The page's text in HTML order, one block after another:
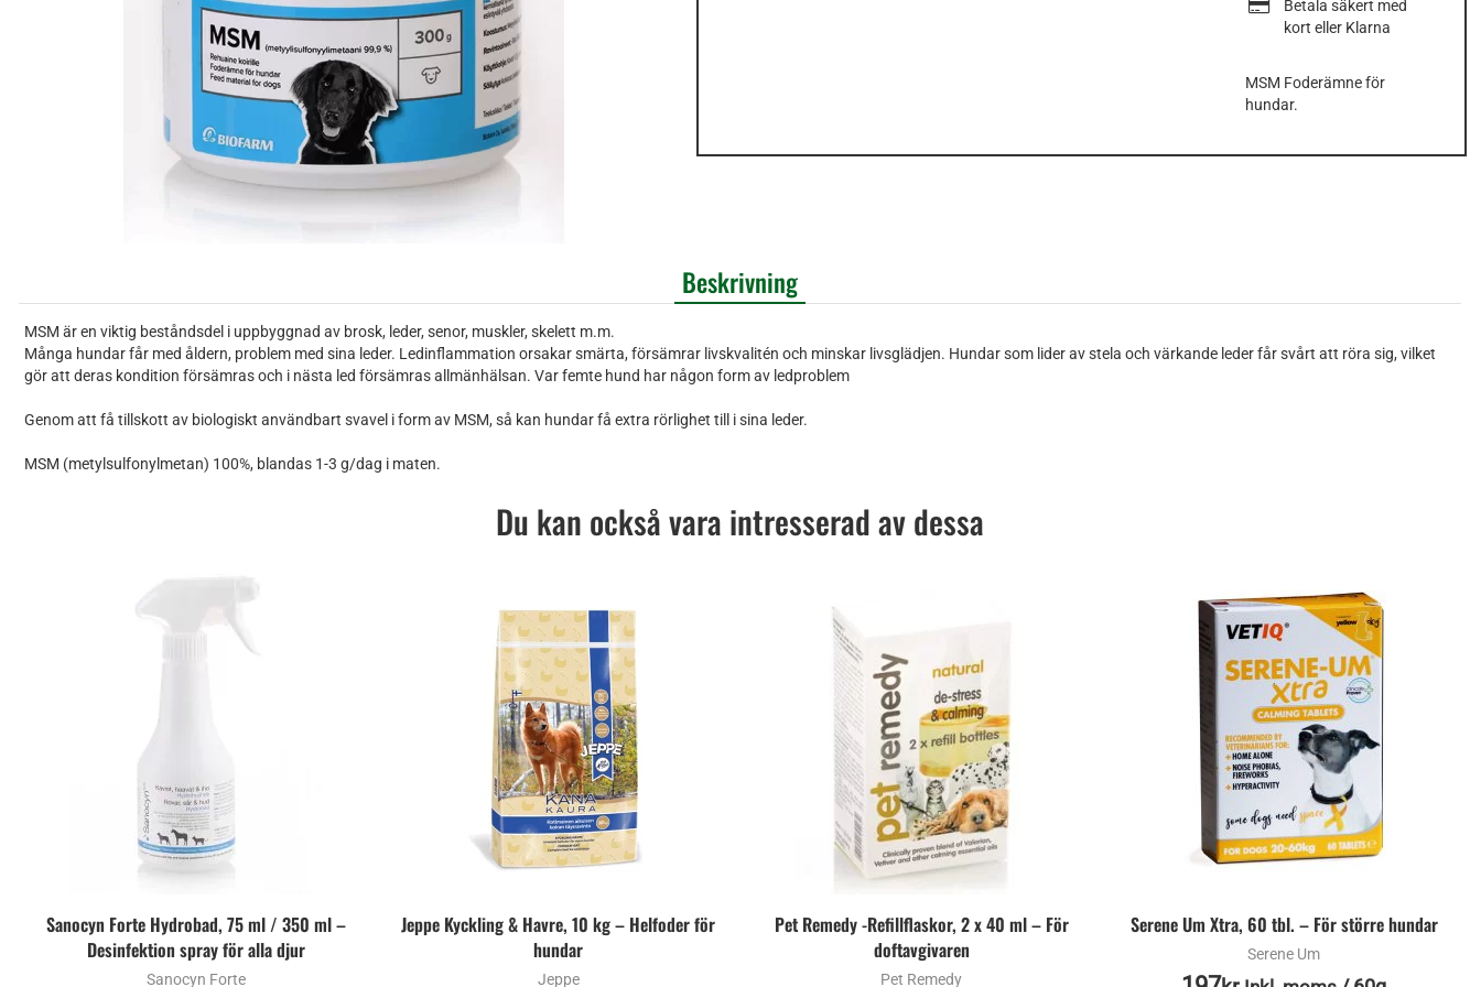
Betala säkert med
kort eller Klarna
MSM Foderämne för
hundar.
Beskrivning
MSM är en viktig beståndsdel i uppbyggnad av brosk, leder, senor, muskler, skelett m.m.
Många hundar får med åldern, problem med sina leder. Ledinflammation orsakar smärta, försämrar livskvalitén och minskar livsglädjen. Hundar som lider av stela och värkande leder får svårt att röra sig, vilket
gör att deras kondition försämras och i nästa led försämras allmänhälsan. Var femte hund har någon form av ledproblem
Genom att få tillskott av biologiskt användbart svavel i form av MSM, så kan hundar få extra rörlighet till i sina leder.
MSM (metylsulfonylmetan) 100%, blandas 1-3 g/dag i maten.
Du kan också vara intresserad av dessa
Sanocyn Forte Hydrobad, 75 ml / 350 ml –
Desinfektion spray för alla djur
Sanocyn Forte
Jeppe Kyckling & Havre, 10 kg – Helfoder för
hundar
Jeppe
Pet Remedy -Refillflaskor, 2 x 40 ml – För
doftavgivaren
Pet Remedy
Serene Um Xtra, 60 tbl. – För större hundar
Serene Um